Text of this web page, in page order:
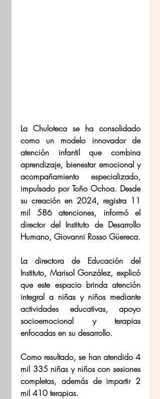
La Chuloteca se ha consolidado
como un modelo innovador de
atención infantil que combina
aprendizaje, bienestar emocional y
acompañamiento especializado,
impulsado por Toño Ochoa. Desde
su creación en 2024, registra 11
mil 586 atenciones, informó el
director del Instituto de Desarrollo
La directora de Educación del
Instituto, Marisol González, explicó
que este espacio brinda atención
integral a niñas y niños mediante
actividades educativas, apoyo
socioemocional y terapias
enfocadas en su desarrollo.
Como resultado, se han atendido 4
mil 335 niñas y niños con sesiones
completas, además de impartir 2
mil 410 terapias.